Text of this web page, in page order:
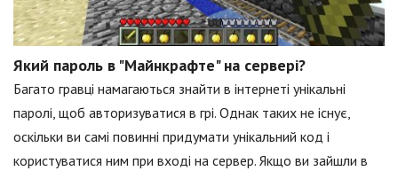
Який пароль в "Майнкрафте" на сервері?
Багато гравці намагаються знайти в інтернеті унікальні
паролі, щоб авторизуватися в грі. Однак таких не існує,
оскільки ви самі повинні придумати унікальний код і
користуватися ним при вході на сервер. Якщо ви зайшли в